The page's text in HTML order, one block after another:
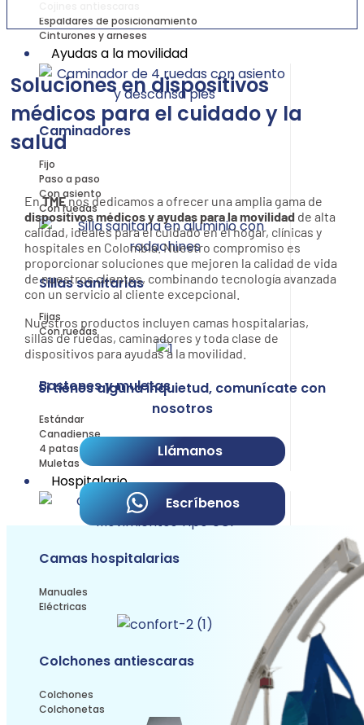
Espaldares de posicionamiento
Cinturones y arneses
Ayudas a la movilidad
Caminadores
Fijo
Paso a paso
Con asiento
Con ruedas
Sillas sanitarias
Fijas
Con ruedas
Bastones y muletas
Estándar
Canadiense
4 patas
Muletas
Hospitalario
Camas hospitalarias
Manuales
Eléctricas
Colchones antiescaras
Colchones
Colchonetas
Soluciones en dispositivos
médicos para el cuidado y la
salud
EnTMEnos dedicamos a ofrecer una amplia gama de
dispositivos médicos y ayudas para la movilidadde alta
calidad, ideales para el cuidado en el hogar, clínicas y
hospitales en Colombia. Nuestro compromiso es
proporcionar soluciones que mejoren la calidad de vida
de nuestros clientes, combinando tecnología avanzada
con un servicio al cliente excepcional.
Nuestros productos incluyen camas hospitalarias,
sillas de ruedas, caminadores y toda clase de
dispositivos para ayudas a la movilidad.
Si tienes alguna inquietud, comunícate con
nosotros
Llámanos
Escríbenos